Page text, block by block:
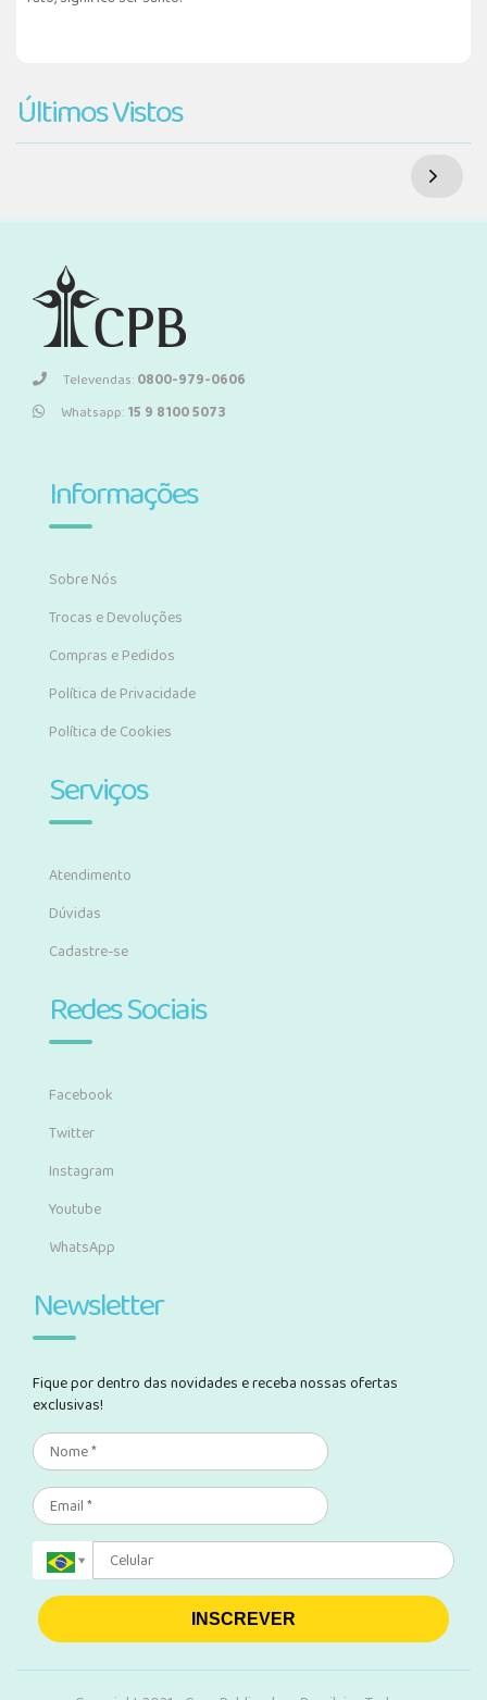
Últimos Vistos
Televendas:0800-979-0606
Whatsapp:15 9 8100 5073
Informações
Sobre Nós
Trocas e Devoluções
Compras e Pedidos
Política de Privacidade
Política de Cookies
Serviços
Atendimento
Dúvidas
Cadastre-se
Redes Sociais
Facebook
Twitter
Instagram
Youtube
WhatsApp
Newsletter
Fique por dentro das novidades e receba nossas ofertas
exclusivas!
INSCREVER